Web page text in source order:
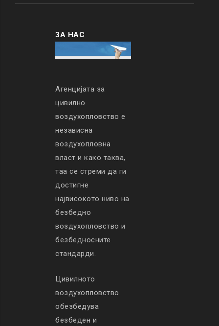
ЗА НАС
Агенцијата за
цивилно
воздухопловство е
независна
воздухопловна
власт и како таква,
таа се стреми да ги
достигне
највисокото ниво на
безбедно
воздухопловство и
безбедносните
стандарди.
Цивилното
воздухопловство
обезбедува
безбеден и